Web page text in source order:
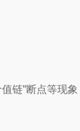
链”断点等现象